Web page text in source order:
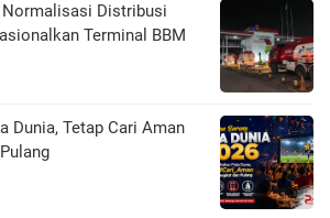
Distribusi
Terminal BBM
Dunia, Tetap Cari Aman